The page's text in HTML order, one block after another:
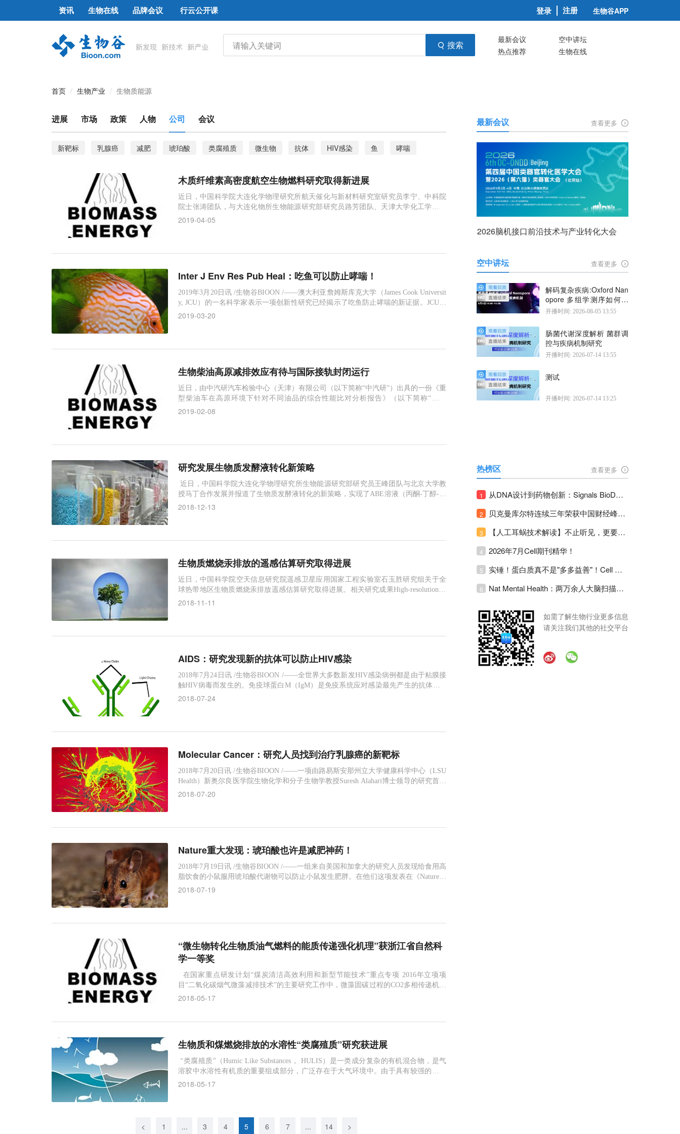
资讯 生物在线 品牌会议 行云公开课 登录 注册 生物谷APP
搜索 最新会议
空中讲坛
热点推荐
生物在线
首页 生物产业 生物质能源
进展 市场 政策 人物 公司 会议
新靶标 乳腺癌 减肥 琥珀酸 类腐殖质 微生物 抗体 HIV感染 鱼
哮喘
木质纤维素高密度航空生物燃料研究取得新进展
近日，中国科学院大连化学物理研究所航天催化与新材料研究室研究员李宁、中科院
院士张涛团队，与大连化物所生物能源研究部研究员路芳团队、天津大学化工学院教
授邹吉军团队合作，在长期从事生物质转化研究基础上，首次报道了将纤维素两步法
2019-04-05
Inter J Env Res Pub Heal：吃鱼可以防止哮喘！
2019年3月20日讯 /生物谷BIOON /——澳大利亚詹姆斯库克大学（James Cook Universit
y, JCU）的一名科学家表示一项创新性研究已经揭示了吃鱼防止哮喘的新证据。JCU澳
大利亚热带健康与医学研究所（AITHM）的Andreas Lopata教授参与了一项研究，该研
2019-03-20
生物柴油高原减排效应有待与国际接轨封闭运行
近日，由中汽研汽车检验中心（天津）有限公司（以下简称“中汽研”）出具的一份《重
型柴油车在高原环境下针对不同油品的综合性能比对分析报告》（以下简称“《报
告》”）引发业界热议。《报告》实验结论显示，在采用的B5和B10生物柴油，与使用
2019-02-08
研究发展生物质发酵液转化新策略
近日，中国科学院大连化学物理研究所生物能源研究部研究员王峰团队与北京大学教
授马丁合作发展并报道了生物质发酵液转化的新策略，实现了ABE溶液（丙酮-丁醇-乙
醇-水）的高效率、高选择性制备化学品4-庚酮。相关研究成果发表在《自然-通讯》
2018-12-13
生物质燃烧汞排放的遥感估算研究取得进展
近日，中国科学院空天信息研究院遥感卫星应用国家工程实验室石玉胜研究组关于全
球热带地区生物质燃烧汞排放遥感估算研究取得进展。相关研究成果High-resolution in
ventory of mercury emissions from biomass burning in tropical continents during 2001-2017
2018-11-11
AIDS：研究发现新的抗体可以防止HIV感染
2018年7月24日讯 /生物谷BIOON /——全世界大多数新发HIV感染病例都是由于粘膜接
触HIV病毒而发生的。免疫球蛋白M（IgM）是免疫系统应对感染最先产生的抗体，Ig
M存在于循环系统和粘液中（分泌型IgM）。图片来源：Chris Wager来自的德克萨斯生
2018-07-24
Molecular Cancer：研究人员找到治疗乳腺癌的新靶标
2018年7月20日讯 /生物谷BIOON /——一项由路易斯安那州立大学健康科学中心（LSU
Health）新奥尔良医学院生物化学和分子生物学教授Suresh Alahari博士领导的研究首次
发现一小段RNA会使细胞能量代谢失调，而这是癌症的一大特点。这些发现为乳腺癌
2018-07-20
Nature重大发现：琥珀酸也许是减肥神药！
2018年7月19日讯 /生物谷BIOON /——一组来自美国和加拿大的研究人员发现给食用高
脂饮食的小鼠服用琥珀酸代谢物可以防止小鼠发生肥胖。在他们这项发表在《Nature》
上的研究中，研究人员解释了他们为什么会研究这个代谢物以及为什么它可以防止小
2018-07-19
“微生物转化生物质油气燃料的能质传递强化机理”获浙江省自然科
学一等奖
在国家重点研发计划“煤炭清洁高效利用和新型节能技术”重点专项 2016年立项项
目“二氧化碳烟气微藻减排技术”的主要研究工作中，微藻固碳过程的CO2多相传递机理
和强化方法是该项目的关键技术之一，在此项研究内容的支撑下，浙江大学能源工程
2018-05-17
生物质和煤燃烧排放的水溶性“类腐殖质”研究获进展
“类腐殖质”（Humic Like Substances， HULIS）是一类成分复杂的有机混合物，是气
溶胶中水溶性有机质的重要组成部分，广泛存在于大气环境中。由于具有较强的吸光
性和吸湿性，HULIS参与多种大气过程，如云凝结核的形成、太阳光吸收和散射等，
2018-05-17
< 1 ... 3 4 5 6 7 ... 14 >
最新会议 查看更多
2026脑机接口前沿技术与产业转化大会
空中讲坛 查看更多
解码复杂疾病:Oxford Nan
opore 多组学测序如何揭
示疾病机制
开播时间: 2026-08-05 13:55
肠菌代谢深度解析 菌群调
控与疾病机制研究
开播时间: 2026-07-14 13:55
测试
开播时间: 2026-07-14 13:25
热榜区 查看更多
1 从DNA设计到药物创新：Signals BioDesign如何重塑分子生物学研发生态！
2 贝克曼库尔特连续三年荣获中国财经峰会三项大奖！
3 【人工耳蜗技术解读】不止听见，更要听见未来 ---- 智能耳蜗，开启人工耳蜗技术新纪元！
4 2026年7月Cell期刊精华！
5 实锤！蛋白质真不是"多多益善"！Cell Press Blue：适度限蛋白，反而拉长健康寿命！
6 Nat Mental Health：两万余人大脑扫描刷新抑郁脑科学认知！抑郁不只是情绪病，视觉、运动脑区同步受损！
如需了解生物行业更多信息
请关注我们其他的社交平台